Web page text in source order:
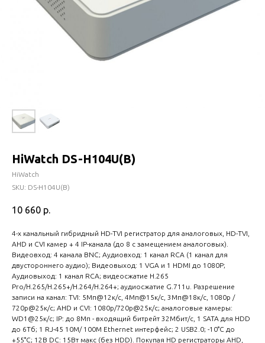
HiWatch DS-H104U(B)
HiWatch
SKU: DS-H104U(B)
10 660 р.
4-х канальный гибридный HD-TVI регистратор для аналоговых, HD-TVI,
AHD и CVI камер + 4 IP-канала (до 8 с замещением аналоговых).
Видеовход: 4 канала BNC; Аудиовход: 1 канал RCA (1 канал для
двустороннего аудио); Видеовыход: 1 VGA и 1 HDMI до 1080Р;
Аудиовыход: 1 канал RCA; видеосжатие H.265
Pro/H.265/H.265+/H.264/H.264+; аудиосжатие G.711u. Разрешение
записи на канал: TVI: 5Мп@12к/с, 4Мп@15к/с, 3Мп@18к/с, 1080p /
720p@25к/с; AHD и CVI: 1080p/720p@25к/с; аналоговые камеры:
WD1@25к/с; IP: до 8Мп - входящий битрейт 32Мбит/с, 1 SATA для HDD
до 6Тб; 1 RJ-45 10M/ 100M Ethernet интерфейс; 2 USB2.0; -10°C до
+55°C; 12В DC: 15Вт макс (без HDD). Покупая HD регистраторы AHD,